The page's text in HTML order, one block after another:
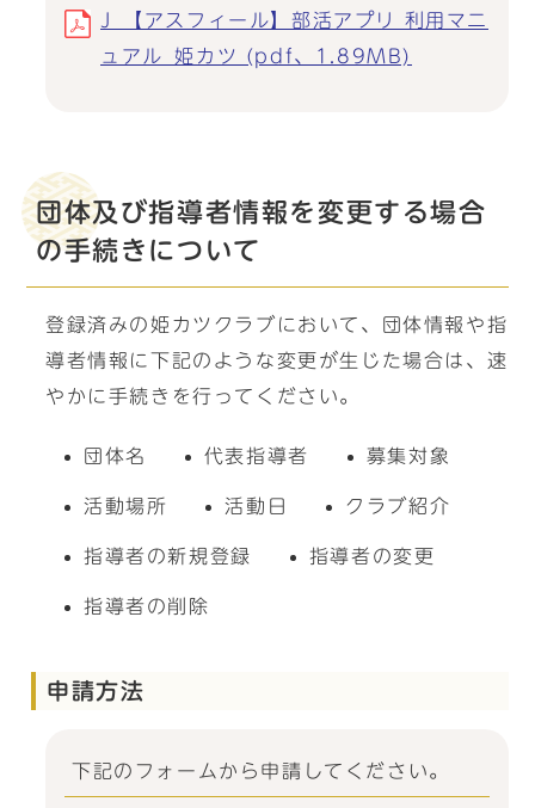
J_【アスフィール】部活アプリ 利用マニ
ュアル_姫カツ (pdf、1.89MB)
団体及び指導者情報を変更する場合
の手続きについて
登録済みの姫カツクラブにおいて、団体情報や指
導者情報に下記のような変更が生じた場合は、速
やかに手続きを行ってください。
団体名 代表指導者 募集対象
活動場所 活動日 クラブ紹介
指導者の新規登録 指導者の変更
指導者の削除
申請方法
下記のフォームから申請してください。